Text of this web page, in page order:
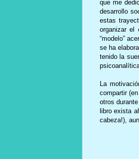
que me
desarrollo
estas
organizar el
“modelo”
se ha
tenido la
La
compartir
otros
libro exista
cabeza!),